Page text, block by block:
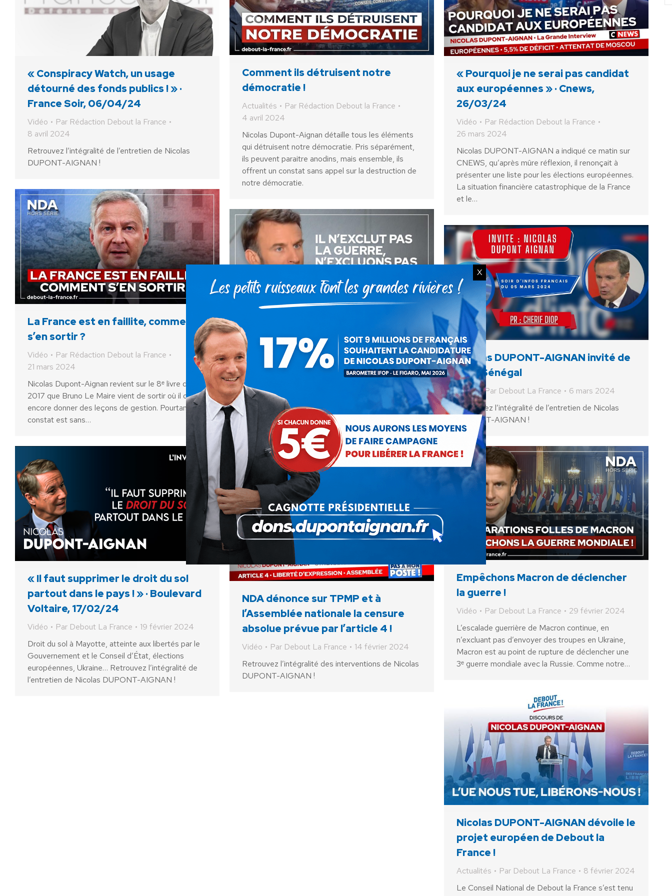
« Conspiracy Watch, un usage
détourné des fonds publics ! » ·
France Soir, 06/04/24
Vidéo Par Rédaction Debout la France
8 avril 2024
Retrouvez l’intégralité de l’entretien de Nicolas
DUPONT-AIGNAN !
Comment ils détruisent notre
démocratie !
Actualités Par Rédaction Debout la France
4 avril 2024
Nicolas Dupont-Aignan détaille tous les éléments
qui détruisent notre démocratie. Pris séparément,
ils peuvent paraitre anodins, mais ensemble, ils
offrent un constat sans appel sur la destruction de
notre démocratie.
« Pourquoi je ne serai pas candidat
aux européennes » · Cnews,
26/03/24
Vidéo Par Rédaction Debout la France
26 mars 2024
Nicolas DUPONT-AIGNAN a indiqué ce matin sur
CNEWS, qu’après mûre réflexion, il renonçait à
présenter une liste pour les élections européennes.
La situation financière catastrophique de la France
et le…
La France est en faillite, comment
s’en sortir ?
Vidéo Par Rédaction Debout la France
21 mars 2024
Nicolas Dupont-Aignan revient sur le 8ᵉ livre depuis
2017 que Bruno Le Maire vient de sortir où il ose
encore donner des leçons de gestion. Pourtant, le
constat est sans…
Macron veut la guerre : n’excluons
pas de le destituer !
Vidéo
Rédaction Debout la France
15 mars 2024
Nicolas Dupont-Aignan revient sur les 5
mensonges d’Emmanuel Macron lors de son
interview sur TF1 et France 2 à 20h du jeudi 14 mars
2024. Le président semble résolu à…
Nicolas DUPONT-AIGNAN invité de
TFM Sénégal
Vidéo Par Debout La France
6 mars 2024
Retrouvez l’intégralité de l’entretien de Nicolas
DUPONT-AIGNAN !
Empêchons Macron de déclencher
la guerre !
Vidéo Par Debout La France
29 février 2024
L’escalade guerrière de Macron continue, en
n’excluant pas d’envoyer des troupes en Ukraine,
Macron est au point de rupture de déclencher une
3ᵉ guerre mondiale avec la Russie. Comme notre…
« Il faut supprimer le droit du sol
partout dans le pays ! » · Boulevard
Voltaire, 17/02/24
Vidéo Par Debout La France
19 février 2024
Droit du sol à Mayotte, atteinte aux libertés par le
Gouvernement et le Conseil d’État, élections
européennes, Ukraine… Retrouvez l’intégralité de
l’entretien de Nicolas DUPONT-AIGNAN !
NDA dénonce sur TPMP et à
l’Assemblée nationale la censure
absolue prévue par l’article 4 !
Vidéo Par Debout La France
14 février 2024
Retrouvez l’intégralité des interventions de Nicolas
DUPONT-AIGNAN !
Nicolas DUPONT-AIGNAN dévoile le
projet européen de Debout la
France !
Actualités Par Debout La France
8 février 2024
Le Conseil National de Debout la France s’est tenu
X